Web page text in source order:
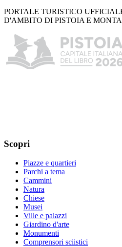
PORTALE TURISTICO
D'AMBITO DI PISTOIA E
Scopri
Piazze e quartieri
Parchi a tema
Cammini
Natura
Chiese
Musei
Ville e palazzi
Giardino d'arte
Monumenti
Comprensori sciistici